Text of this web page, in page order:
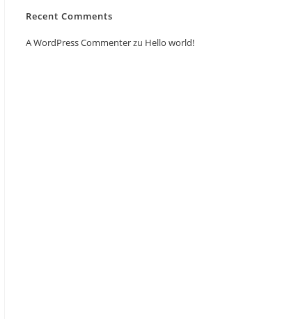
Recent Comments
A WordPress Commenterzu Hello world!